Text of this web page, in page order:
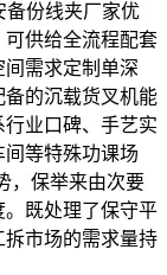
备份线夹厂家优
供给全流程配套
需求定制单深
的沉载货叉机能
业口碑、手艺实
等特殊功课场
，保举来由次要
既处理了保守平
市场的需求量持